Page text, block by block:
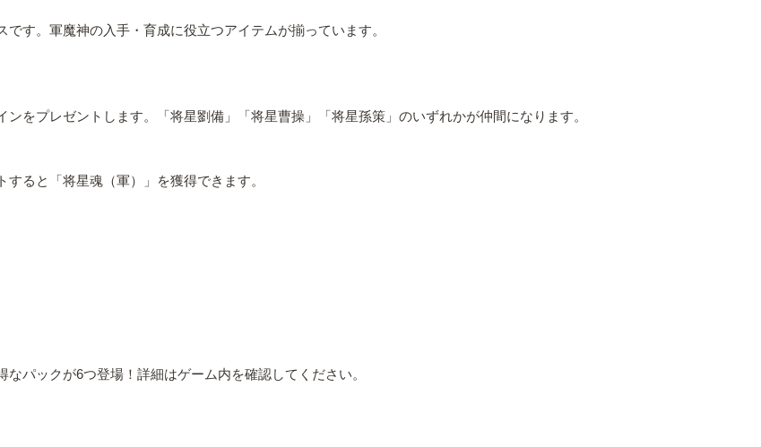
す。軍魔神の入手・育成に役立つアイテムが揃っています。
をプレゼントします。「将星劉備」「将星曹操」「将星孫策」のいずれかが仲間になります。
ると「将星魂（軍）」を獲得できます。
パックが6つ登場！詳細はゲーム内を確認してください。